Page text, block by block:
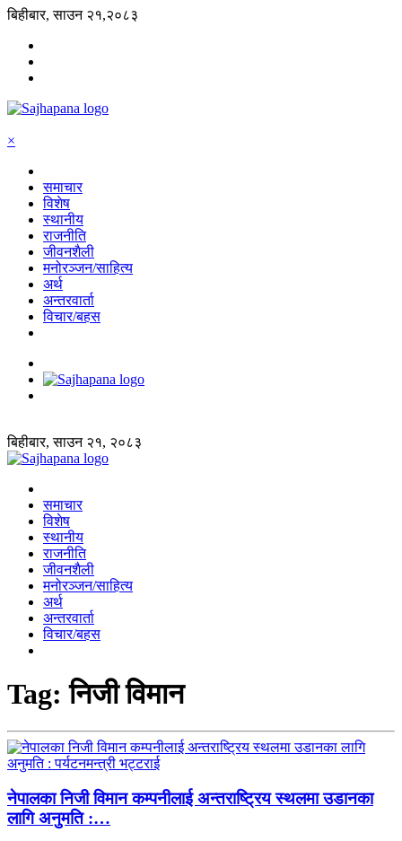
बिहीबार, साउन २१,२०८३
×
समाचार
विशेष
स्थानीय
राजनीति
जीवनशैली
मनोरञ्जन/साहित्य
अर्थ
अन्तरवार्ता
विचार/बहस
बिहीबार, साउन २१, २०८३
समाचार
विशेष
स्थानीय
राजनीति
जीवनशैली
मनोरञ्जन/साहित्य
अर्थ
अन्तरवार्ता
विचार/बहस
Tag:निजी विमान
नेपालका निजी विमान कम्पनीलाई अन्तराष्ट्रिय स्थलमा उडानका
लागि अनुमति :…